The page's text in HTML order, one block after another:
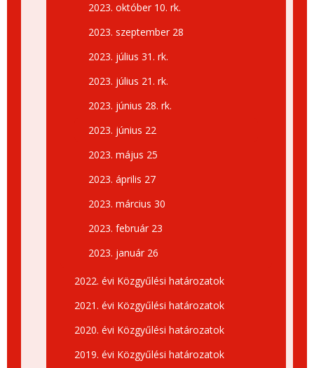
2023. október 10. rk.
2023. szeptember 28
2023. július 31. rk.
2023. július 21. rk.
2023. június 28. rk.
2023. június 22
2023. május 25
2023. április 27
2023. március 30
2023. február 23
2023. január 26
2022. évi Közgyűlési határozatok
2021. évi Közgyűlési határozatok
2020. évi Közgyűlési határozatok
2019. évi Közgyűlési határozatok